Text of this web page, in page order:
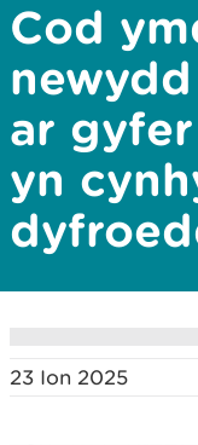
Cod
ar
yn
23 Ion 2025